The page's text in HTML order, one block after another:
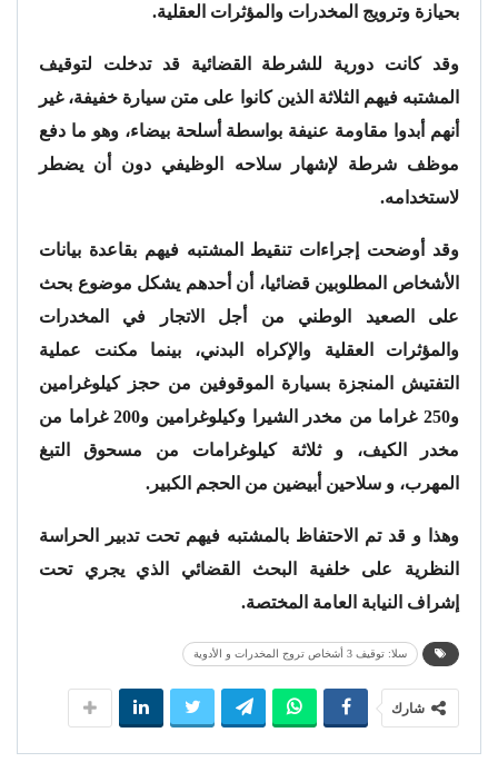
بحيازة وترويج المخدرات والمؤثرات العقلية.
وقد كانت دورية للشرطة القضائية قد تدخلت لتوقيف
المشتبه فيهم الثلاثة الذين كانوا على متن سيارة خفيفة، غير
أنهم أبدوا مقاومة عنيفة بواسطة أسلحة بيضاء، وهو ما دفع
موظف شرطة لإشهار سلاحه الوظيفي دون أن يضطر
لاستخدامه.
وقد أوضحت إجراءات تنقيط المشتبه فيهم بقاعدة بيانات
الأشخاص المطلوبين قضائيا، أن أحدهم يشكل موضوع بحث
على الصعيد الوطني من أجل الاتجار في المخدرات
والمؤثرات العقلية والإكراه البدني، بينما مكنت عملية
التفتيش المنجزة بسيارة الموقوفين من حجز كيلوغرامين
و250 غراما من مخدر الشيرا وكيلوغرامين و200 غراما من
مخدر الكيف، و ثلاثة كيلوغرامات من مسحوق التبغ
المهرب، و سلاحين أبيضين من الحجم الكبير.
وهذا و قد تم الاحتفاظ بالمشتبه فيهم تحت تدبير الحراسة
النظرية على خلفية البحث القضائي الذي يجري تحت
إشراف النيابة العامة المختصة.
سلا: توقيف 3 أشخاص تروج المخدرات و الأدوية
شارك